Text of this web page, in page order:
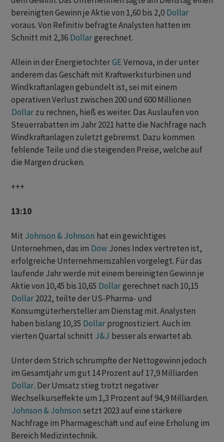
bereinigten Gewinn je Aktie von 1,60 bis 2,0 Dollar
voraus. Von Refinitiv befragte Analysten hatten im
Schnitt mit 2,36 Dollargerechnet.
Allein in der EnergietochterGEVernova, in der unter
anderem das Geschäft mit Kraftwerksturbinen und
Windkraftanlagen gebündelt ist, sei mit einem
operativen Verlust zwischen 200 und 600 Millionen
Dollar zu rechnen, hieß es weiter. Das Auslaufen von
Steuerrabatten im Jahr 2021 hatte die Nachfrage nach
Windkraftanlagen zuletzt gebremst. Dazu kommen
fehlende Teile und die steigenden Preise, welche auf
die Margen drücken.
+++
13:10
Mit Johnson & Johnson hat ein gewichtiges
Unternehmen, das im Dow Jones Index vertreten ist,
erfolgreiche Unternehmenszahlen vorgelegt. Für das
laufende Jahr werde mit einem bereinigten Gewinn je
Aktie von 10,45 bis 10,65 Dollargerechnet nach 10,15
Dollar 2022, teilte der US-Pharma- und
Konsumgüterhersteller am Dienstag mit. Analysten
haben bislang 10,35 Dollar prognostiziert. Auch im
vierten Quartal schnitt J&J besser als erwartet ab.
Unter dem Strich schrumpfte der Nettogewinn jedoch
im Gesamtjahr um gut 14 Prozent auf 17,9 Milliarden
Dollar. Der Umsatz stieg trotzt negativer
Wechselkurseffekte um 1,3 Prozent auf 94,9 Milliarden.
Johnson & Johnson setzt 2023 auf eine stärkere
Nachfrage im Pharmageschäft und auf eine Erholung im
Bereich Medizintechnik.